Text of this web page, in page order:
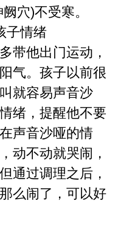
穴)不受寒。
情绪
他出门运动，
气。孩子以前很
就容易声音沙
绪，提醒他不要
声音沙哑的情
动不动就哭闹，
通过调理之后，
么闹了，可以好